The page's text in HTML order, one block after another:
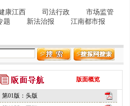
版面概览
第01版：头版